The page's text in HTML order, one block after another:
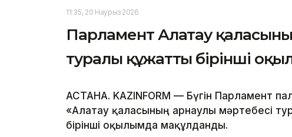
11:35, 20 Наурыз 2026
Парламент Алатау
туралы құжатты бірінші
АСТАНА. KAZINFORM — Бүгін Парламент
«Алатау қаласының арнаулы мәртебесі
бірінші оқылымда мақұлданды.